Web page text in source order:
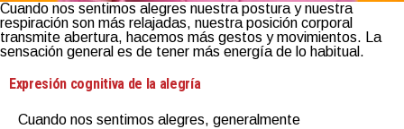
Cuando nos sentimos alegres nuestra postura y nuestra
respiración son más relajadas, nuestra posición corporal
transmite abertura, hacemos más gestos y movimientos. La
sensación general es de tener más energía de lo habitual.
Expresión cognitiva de la alegría
Cuando nos sentimos alegres, generalmente